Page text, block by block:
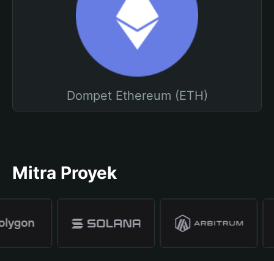
Dompet Ethereum (ETH)
Mitra Proyek